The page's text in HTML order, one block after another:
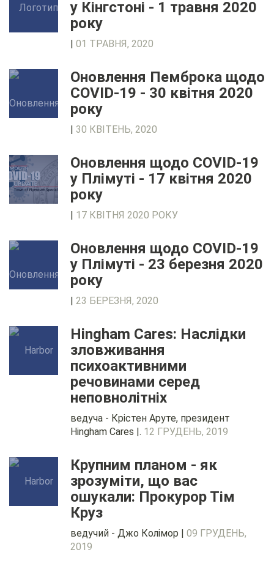
у Кінгстоні - 1 травня 2020
року
01 ТРАВНЯ, 2020
Оновлення Пемброка щодо
COVID-19 - 30 квітня 2020
року
30 КВІТЕНЬ, 2020
Оновлення щодо COVID-19
у Плімуті - 17 квітня 2020
року
17 КВІТНЯ 2020 РОКУ
Оновлення щодо COVID-19
у Плімуті - 23 березня 2020
року
23 БЕРЕЗНЯ, 2020
Hingham Cares: Наслідки
зловживання
психоактивними
речовинами серед
неповнолітніх
ведуча - Крістен Аруте, президент
Hingham Cares |. 12 ГРУДЕНЬ, 2019
Крупним планом - як
зрозуміти, що вас
ошукали: Прокурор Тім
Круз
ведучий - Джо Колімор | 09 ГРУДЕНЬ,
2019